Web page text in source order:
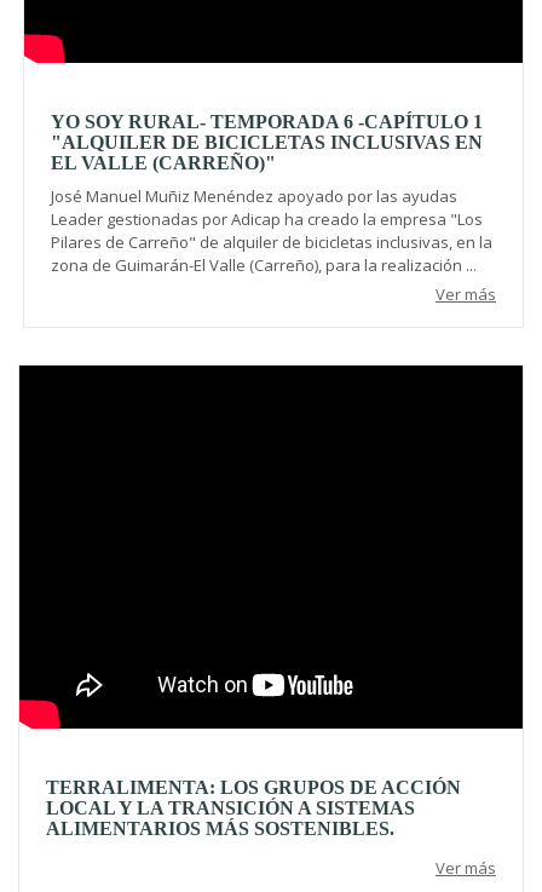
YO SOY RURAL- TEMPORADA 6 -CAPÍTULO 1
"ALQUILER DE BICICLETAS INCLUSIVAS EN
EL VALLE (CARREÑO)"
José Manuel Muñiz Menéndez apoyado por las ayudas
Leader gestionadas por Adicap ha creado la empresa "Los
Pilares de Carreño" de alquiler de bicicletas inclusivas, en la
zona de Guimarán-El Valle (Carreño), para la realización ...
Ver más
TERRALIMENTA: LOS GRUPOS DE ACCIÓN
LOCAL Y LA TRANSICIÓN A SISTEMAS
ALIMENTARIOS MÁS SOSTENIBLES.
Ver más